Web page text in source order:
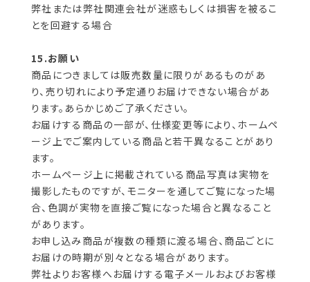
弊社または弊社関連会社が迷惑もしくは損害を被るこ
とを回避する場合
15.お願い
商品につきましては販売数量に限りがあるものがあ
り、売り切れにより予定通りお届けできない場合があ
ります。あらかじめご了承ください。
お届けする商品の一部が、仕様変更等により、ホームペ
ージ上でご案内している商品と若干異なることがあり
ます。
ホームページ上に掲載されている商品写真は実物を
撮影したものですが、モニターを通してご覧になった場
合、色調が実物を直接ご覧になった場合と異なること
があります。
お申し込み商品が複数の種類に渡る場合、商品ごとに
お届けの時期が別々となる場合があります。
弊社よりお客様へお届けする電子メールおよびお客様